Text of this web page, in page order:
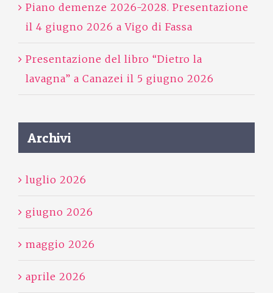
Piano demenze 2026-2028. Presentazione
il 4 giugno 2026 a Vigo di Fassa
Presentazione del libro “Dietro la
lavagna” a Canazei il 5 giugno 2026
Archivi
luglio 2026
giugno 2026
maggio 2026
aprile 2026